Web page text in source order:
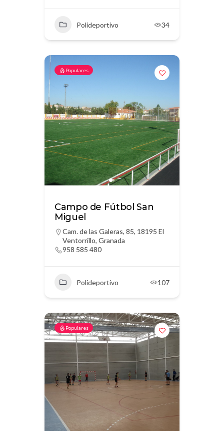
Polideportivo 34
Populares
Campo de Fútbol San
Miguel
Cam. de las Galeras, 85, 18195 El
Ventorrillo, Granada
958 585 480
Polideportivo 107
Populares